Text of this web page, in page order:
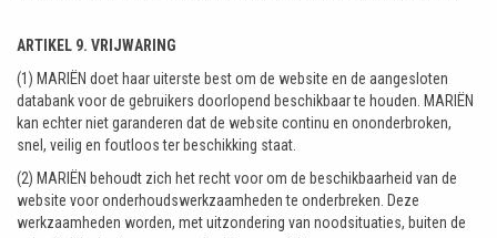
ARTIKEL 9. VRIJWARING
(1) MARIËN doet haar uiterste best om de website en de aangesloten
databank voor de gebruikers doorlopend beschikbaar te houden. MARIËN
kan echter niet garanderen dat de website continu en ononderbroken,
snel, veilig en foutloos ter beschikking staat.
(2) MARIËN behoudt zich het recht voor om de beschikbaarheid van de
website voor onderhoudswerkzaamheden te onderbreken. Deze
werkzaamheden worden, met uitzondering van noodsituaties, buiten de